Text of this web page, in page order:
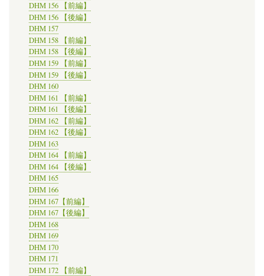
DHM 156 【前編】
DHM 156 【後編】
DHM 157
DHM 158 【前編】
DHM 158 【後編】
DHM 159 【前編】
DHM 159 【後編】
DHM 160
DHM 161 【前編】
DHM 161 【後編】
DHM 162 【前編】
DHM 162 【後編】
DHM 163
DHM 164 【前編】
DHM 164 【後編】
DHM 165
DHM 166
DHM 167【前編】
DHM 167【後編】
DHM 168
DHM 169
DHM 170
DHM 171
DHM 172 【前編】